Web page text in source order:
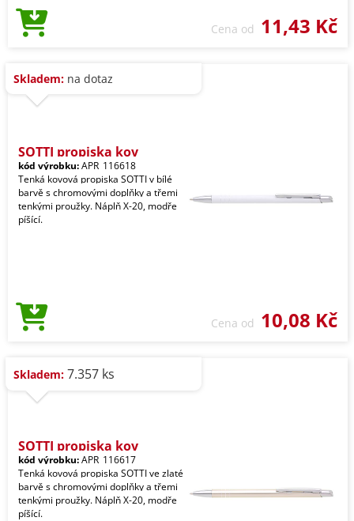
Cena od 11,43 Kč
Skladem: na dotaz
SOTTI propiska kov
kód výrobku:APR_116618
Tenká kovová propiska SOTTI v bílé
barvě s chromovými doplňky a třemi
tenkými proužky. Náplň X-20, modře
píšící.
Cena od 10,08 Kč
Skladem: 7.357 ks
SOTTI propiska kov
kód výrobku:APR_116617
Tenká kovová propiska SOTTI ve zlaté
barvě s chromovými doplňky a třemi
tenkými proužky. Náplň X-20, modře
píšící.